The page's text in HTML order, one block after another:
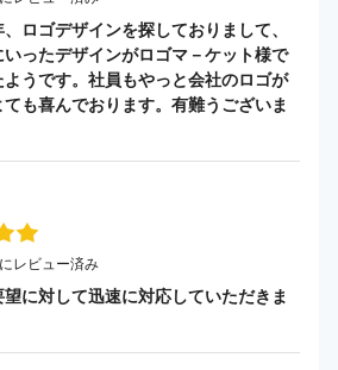
ロゴデザインを探しておりまして、
ったデザインがロゴマ－ケット様で
ようです。社員もやっと会社のロゴが
も喜んでおります。有難うございま
レビュー済み
に対して迅速に対応していただきま